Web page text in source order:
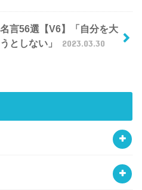
言56選【V6】「自分を大
としない」
2023.03.30